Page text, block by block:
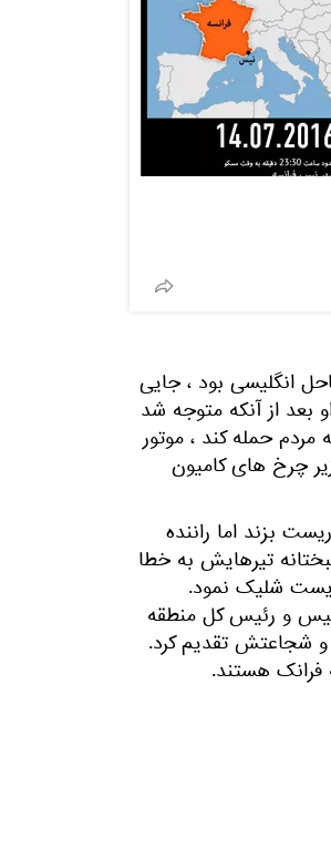
ساحل انگلیسی بود ، جایی
از آنکه متوجه شد
حمله کند ، موتور
چرخ های کامیون
بزند اما راننده
تیرهایش به خطا
شلیک نمود.
و رئیس کل منطقه
و شجاعتش تقدیم کرد.
فرانک هستند.